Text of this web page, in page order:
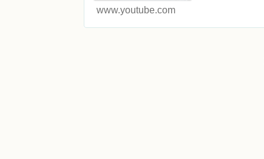
www.youtube.com